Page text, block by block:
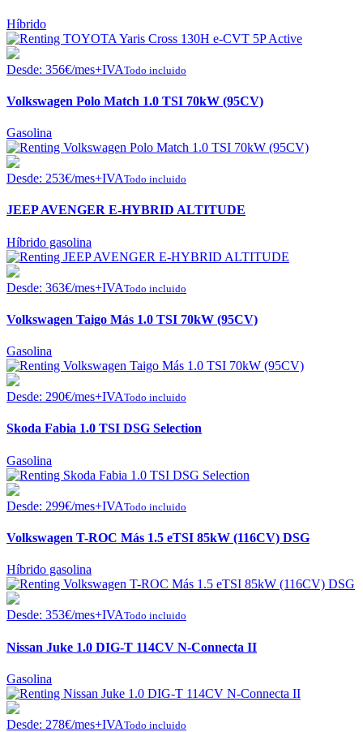
Híbrido
Desde: 356€/mes+IVATodo incluido
Volkswagen Polo Match 1.0 TSI 70kW (95CV)
Gasolina
Desde: 253€/mes+IVATodo incluido
JEEP AVENGER E-HYBRID ALTITUDE
Híbrido gasolina
Desde: 363€/mes+IVATodo incluido
Volkswagen Taigo Más 1.0 TSI 70kW (95CV)
Gasolina
Desde: 290€/mes+IVATodo incluido
Skoda Fabia 1.0 TSI DSG Selection
Gasolina
Desde: 299€/mes+IVATodo incluido
Volkswagen T-ROC Más 1.5 eTSI 85kW (116CV) DSG
Híbrido gasolina
Desde: 353€/mes+IVATodo incluido
Nissan Juke 1.0 DIG-T 114CV N-Connecta II
Gasolina
Desde: 278€/mes+IVATodo incluido